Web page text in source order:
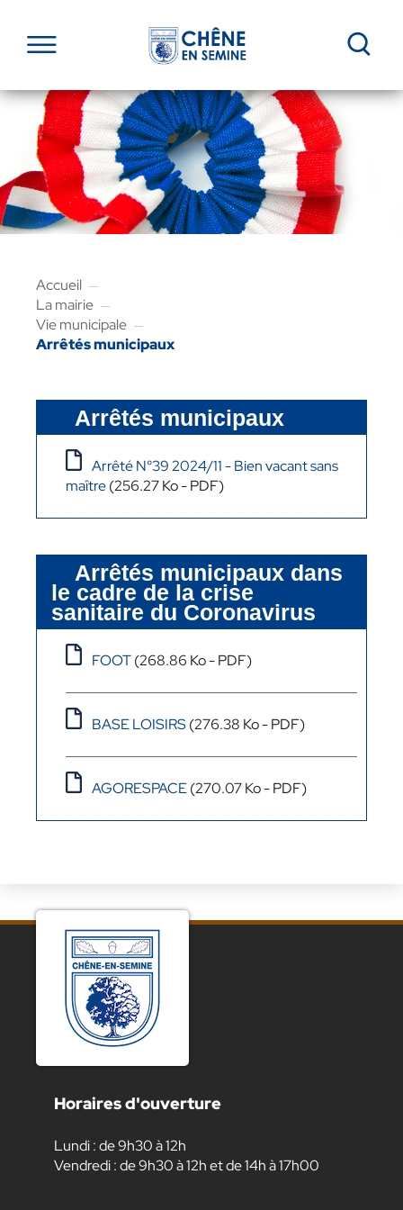
Que
Accueil
La mairie
Vie municipale
Arrêtés municipaux
Arrêtés municipaux
Arrêté N°39 2024/11 - Bien vacant sans
maître(256.27 Ko - PDF)
Arrêtés municipaux dans
le cadre de la crise
sanitaire du Coronavirus
FOOT(268.86 Ko - PDF)
BASE LOISIRS (276.38 Ko - PDF)
AGORESPACE(270.07 Ko - PDF)
Horaires d'ouverture
Lundi : de 9h30 à 12h
Vendredi : de 9h30 à 12h et de 14h à 17h00